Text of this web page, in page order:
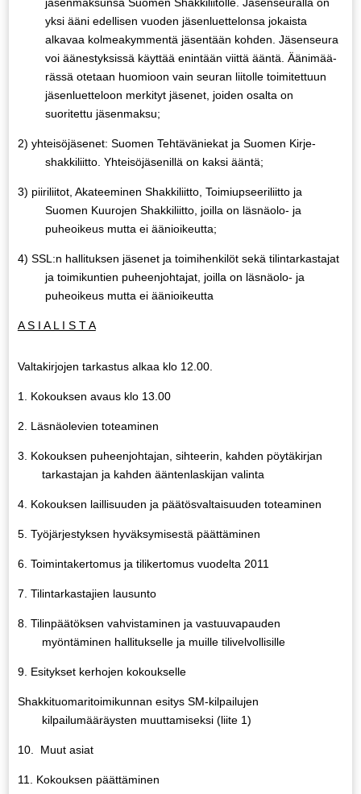
yksi ääni edellisen vuoden jäsenluettelonsa jokaista
alkavaa kolmeakym­mentä jäsentään kohden. Jäsenseura
voi äänestyksissä käyttää enintään viittä ääntä. Äänimää­
rässä otetaan huomioon vain seuran liitolle toimitettuun
jäsenluetteloon merkityt jäsenet, joiden osalta on
suoritettu jäsenmaksu;
2) yhteisöjäsenet: Suomen Tehtäväniekat ja Suomen Kirje­
shakki­liit­to. Yh­teisöjäsenil­lä on kaksi ääntä;
3) piiriliitot, Akateeminen Shakkiliitto, Toimiupseeriliitto ja
Suomen Kuurojen Shakkiliitto, joilla on läsnäolo- ja
puheoikeus mutta ei äänioikeutta;
4) SSL:n hallituksen jäsenet ja toimihenkilöt sekä tilintarkastajat
ja toimikuntien puheenjohta­jat, joilla on läsnäolo- ja
puheoikeus mutta ei äänioikeutta
A S I A L I S T A
Valtakirjojen tarkastus alkaa klo 12.00.
1. Kokouksen avaus klo 13.00
2. Läsnäolevien toteaminen
3.
Kokouksen puheenjohtajan, sihteerin, kahden pöytäkirjan
tarkastajan ja kahden ääntenlas­kijan valinta
4. Kokouksen laillisuuden ja päätösvaltaisuuden toteaminen
5. Työjärjestyksen hyväksymisestä päättäminen
6. Toimintakertomus ja tilikertomus vuodelta 2011
7. Tilintarkastajien lausunto
8. Tilinpäätöksen vahvistaminen ja vastuuvapauden
myöntäminen hallitukselle ja muille tilivelvollisille
9. Esitykset kerhojen kokoukselle
Shakkituomaritoimikunnan esitys SM-kilpailujen
kilpailumääräysten muuttamiseksi (liite 1)
10. Muut asiat
11. Kokouksen päättäminen